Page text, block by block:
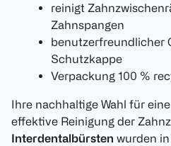
reinigt
Zahnspangen
benutzerfreundlicher
Schutzkappe
Verpackung 100 %
Ihre nachhaltige Wahl für
effektive Reinigung der
Interdentalbürsten wurden